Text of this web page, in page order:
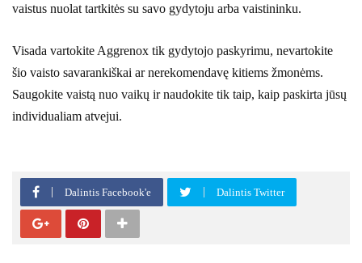
vaistus nuolat tartkitės su savo gydytoju arba vaistininku.
Visada vartokite Aggrenox tik gydytojo paskyrimu, nevartokite
šio vaisto savarankiškai ar nerekomendavę kitiems žmonėms.
Saugokite vaistą nuo vaikų ir naudokite tik taip, kaip paskirta jūsų
individualiam atvejui.
Dalintis Facebook'e Dalintis Twitter